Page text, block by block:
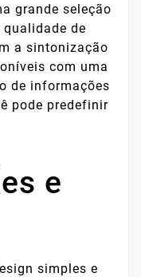
grande seleção
de
a sintonização
com uma
de informações
pode predefinir
e
simples e